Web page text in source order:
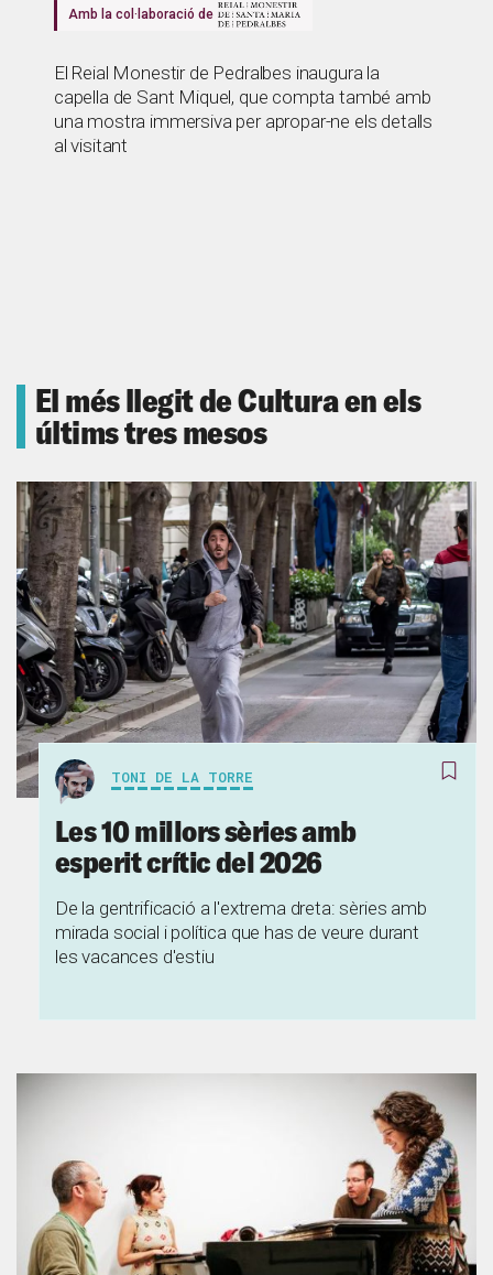
Amb la col·laboració de
El Reial Monestir de Pedralbes inaugura la
capella de Sant Miquel, que compta també amb
una mostra immersiva per apropar-ne els detalls
al visitant
El més llegit de Cultura en els
últims tres mesos
TONI DE LA TORRE
Les 10 millors sèries amb
esperit crític del 2026
De la gentrificació a l'extrema dreta: sèries amb
mirada social i política que has de veure durant
les vacances d'estiu